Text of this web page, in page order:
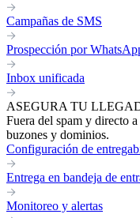
Campañas de SMS
Prospección por
Inbox unificada
ASEGURA TU
Fuera del spam y directo
buzones y dominios.
Configuración de
Entrega en bandeja de
Monitoreo y alertas